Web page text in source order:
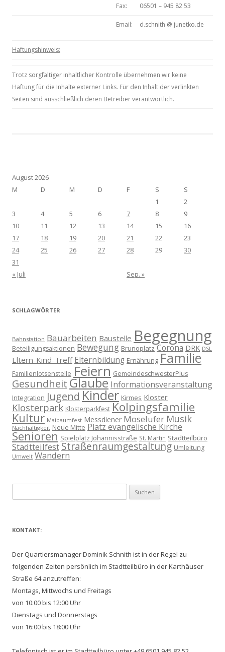
Fax: 06501 – 945 82 53
Email: d.schnith @ junetko.de
Haftungshinweis:
Trotz sorgfältiger inhaltlicher Kontrolle übernehmen wir keine
Haftung für die Inhalte externer Links. Für den Inhalt der verlinkten
Seiten sind ausschließlich deren Betreiber verantwortlich.
August 2026
M
D M D F S
S
1
2
3
4 5 6 7 8
9
10
11 12 13 14 15
16
17
18 19 20 21 22
23
24
25 26 27 28 29
30
31
« Juli
Sep. »
SCHLAGWÖRTER
Bahnstation Bauarbeiten Baustelle Begegnung
Beteiligungsaktionen Bewegung Brunoplatz Corona DRK DSL
Eltern-Kind-Treff Elternbildung Ernährung Familie
Familienlotsenstelle Feiern GemeindeschwesterPlus
Gesundheit Glaube Informationsveranstaltung
Integration Jugend Kinder Kirmes Kloster
Klosterpark Klosterparkfest Kolpingsfamilie
Kultur Maibaumfest Messdiener Moselufer Musik
Nachhaltigkeit Neue Mitte Platz evangelische Kirche
Senioren Spielplatz Johannisstraße St. Martin Stadtteilbüro
Stadtteilfest Straßenraumgestaltung Umleitung
Umwelt Wandern
nach:
KONTAKT:
Der Quartiersmanager Dominik Schnith ist in der Regel zu
folgenden Zeiten persönlich im Stadtteilbüro in der Karthäuser
Straße 64 anzutreffen:
Montags, Mittwochs und Freitags
von 10:00 bis 12:00 Uhr
Dienstags und Donnerstags
von 16:00 bis 18:00 Uhr